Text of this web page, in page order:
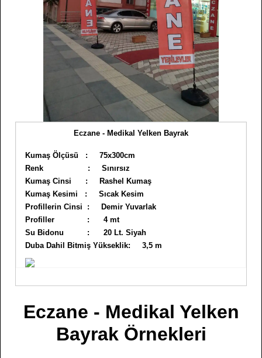
Eczane - Medikal Yelken Bayrak
Kumaş Ölçüsü : 75x300cm
Renk : Sınırsız
Kumaş Cinsi : Rashel Kumaş
Kumaş Kesimi : Sıcak Kesim
Profillerin Cinsi : Demir Yuvarlak
Profiller : 4 mt
Su Bidonu : 20 Lt. Siyah
Duba Dahil Bitmiş Yükseklik: 3,5 m
Eczane - Medikal Yelken
Bayrak Örnekleri